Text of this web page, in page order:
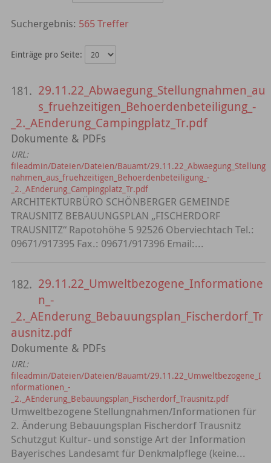
565 Treffer
Einträge pro Seite:
181. 29.11.22_Abwaegung_Stellungnahmen_au
s_fruehzeitigen_Behoerdenbeteiligung_-
_2._AEnderung_Campingplatz_Tr.pdf
Dokumente & PDFs
URL:
fileadmin/Dateien/Dateien/Bauamt/29.11.22_Abwaegung_Stellung
nahmen_aus_fruehzeitigen_Behoerdenbeteiligung_-
_2._AEnderung_Campingplatz_Tr.pdf
ARCHITEKTURBÜRO SCHÖNBERGER GEMEINDE
TRAUSNITZ BEBAUUNGSPLAN „FISCHERDORF
TRAUSNITZ“ Rapotohöhe 5 92526 Oberviechtach Tel.:
09671/917395 Fax.: 09671/917396 Email:...
182. 29.11.22_Umweltbezogene_Informatione
n_-
_2._AEnderung_Bebauungsplan_Fischerdorf_Tr
ausnitz.pdf
Dokumente & PDFs
URL:
fileadmin/Dateien/Dateien/Bauamt/29.11.22_Umweltbezogene_I
nformationen_-
_2._AEnderung_Bebauungsplan_Fischerdorf_Trausnitz.pdf
Umweltbezogene Stellungnahmen/Informationen für
2. Änderung Bebauungsplan Fischerdorf Trausnitz
Schutzgut Kultur- und sonstige Art der Information
Bayerisches Landesamt für Denkmalpflege (keine...